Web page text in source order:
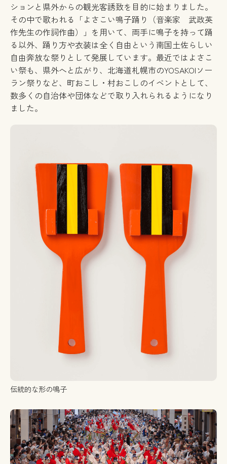
ションと県外からの観光客誘致を目的に始まりました。
その中で歌われる「よさこい鳴子踊り（音楽家 武政英
作先生の作詞作曲）」を用いて、両手に鳴子を持って踊
る以外、踊り方や衣装は全く自由という南国土佐らしい
自由奔放な祭りとして発展しています。最近ではよさこ
い祭も、県外へと広がり、北海道札幌市のYOSAKOIソー
ラン祭りなど、町おこし・村おこしのイベントとして、
数多くの自治体や団体などで取り入れられるようになり
ました。
伝統的な形の鳴子